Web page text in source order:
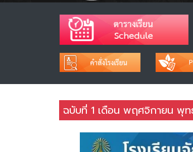
ฉบับที่ 1 เดือน พฤศจิกายน พุท